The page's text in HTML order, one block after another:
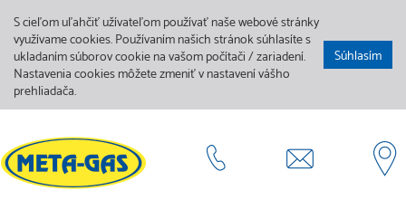
S cieľom uľahčiť užívateľom používať naše webové stránky
využívame cookies. Používaním našich stránok súhlasíte s
ukladaním súborov cookie na vašom počítači / zariadení.
Nastavenia cookies môžete zmeniť v nastavení vášho
prehliadača.
Súhlasím